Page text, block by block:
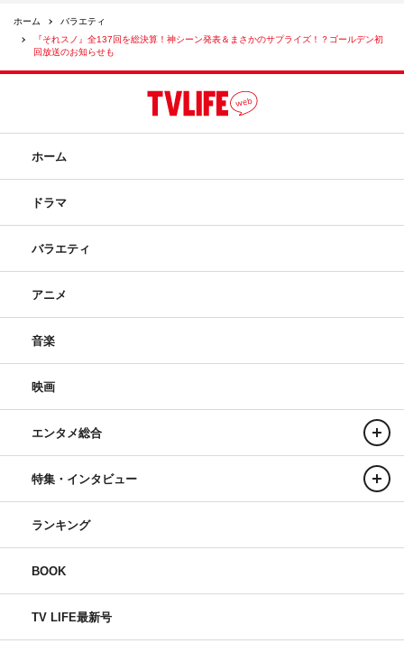
ホーム
バラエティ
『それスノ』全137回を総決算！神シーン発表＆まさかのサプライズ！？ゴールデン初
回放送のお知らせも
ホーム
ドラマ
バラエティ
アニメ
音楽
映画
エンタメ総合
特集・インタビュー
ランキング
BOOK
TV LIFE最新号